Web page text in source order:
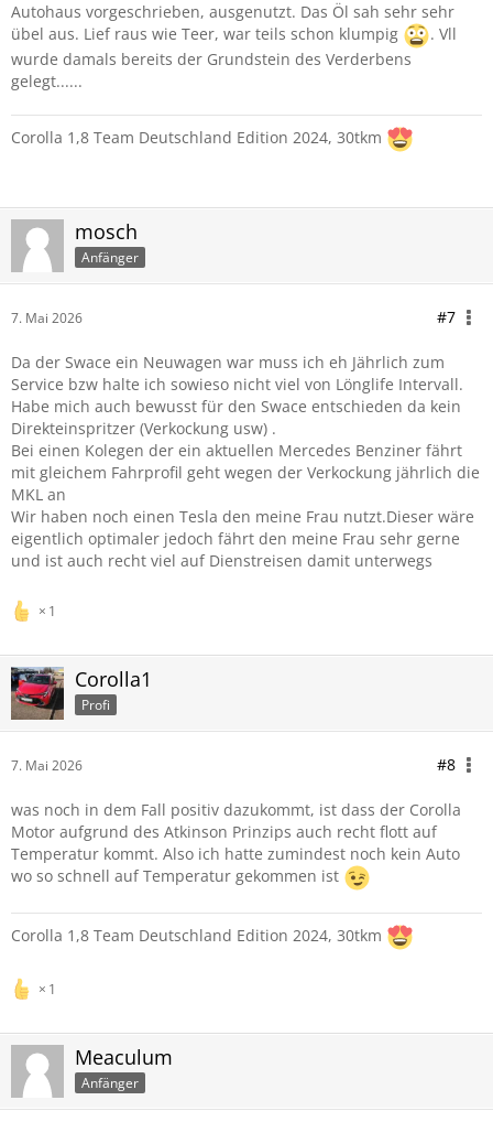
Autohaus vorgeschrieben, ausgenutzt. Das Öl sah sehr sehr
übel aus. Lief raus wie Teer, war teils schon klumpig
. Vll
wurde damals bereits der Grundstein des Verderbens
gelegt......
Corolla 1,8 Team Deutschland Edition 2024, 30tkm
mosch
Anfänger
7. Mai 2026 #7
Da der Swace ein Neuwagen war muss ich eh Jährlich zum
Service bzw halte ich sowieso nicht viel von Lönglife Intervall.
Habe mich auch bewusst für den Swace entschieden da kein
Direkteinspritzer (Verkockung usw) .
Bei einen Kolegen der ein aktuellen Mercedes Benziner fährt
mit gleichem Fahrprofil geht wegen der Verkockung jährlich die
MKL an
Wir haben noch einen Tesla den meine Frau nutzt.Dieser wäre
eigentlich optimaler jedoch fährt den meine Frau sehr gerne
und ist auch recht viel auf Dienstreisen damit unterwegs
1
Corolla1
Profi
7. Mai 2026 #8
was noch in dem Fall positiv dazukommt, ist dass der Corolla
Motor aufgrund des Atkinson Prinzips auch recht flott auf
Temperatur kommt. Also ich hatte zumindest noch kein Auto
wo so schnell auf Temperatur gekommen ist
Corolla 1,8 Team Deutschland Edition 2024, 30tkm
1
Meaculum
Anfänger